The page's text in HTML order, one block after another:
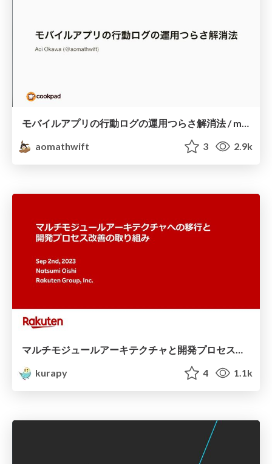
モバイルアプリの行動ログの運用つらさ解消法 / mobile-log-troubleshooting
aomathwift
3 2.9k
kurapy
4 1.1k